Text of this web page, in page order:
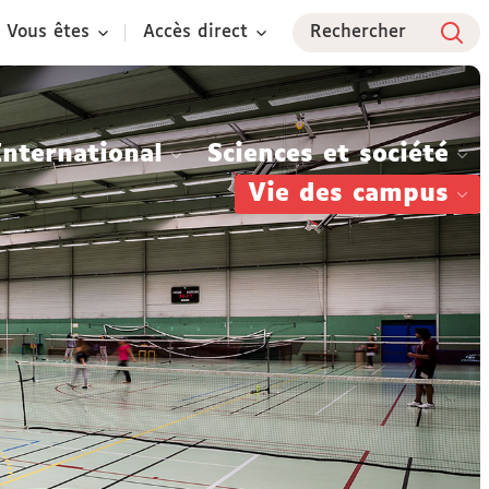
Vous êtes Accès direct Rechercher
Sciences et société
Vie des campus